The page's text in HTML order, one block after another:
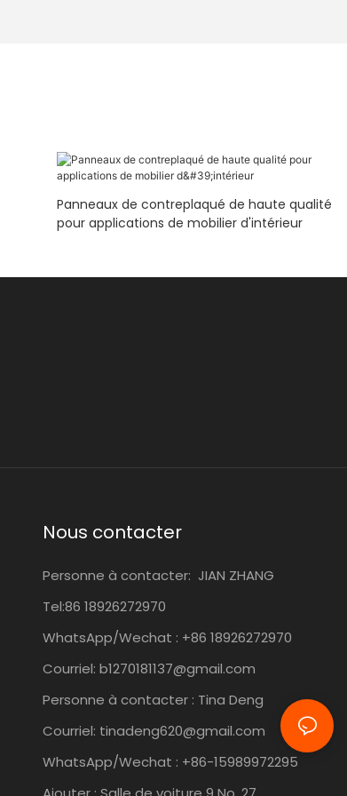
Panneaux de contreplaqué de haute qualité
pour applications de mobilier d'intérieur
Nous contacter
Personne à contacter: JIAN ZHANG
Tel:86 18926272970
WhatsApp/Wechat : +86 18926272970
Courriel: b1270181137@gmail.com
Personne à contacter : Tina Deng
Courriel: tinadeng620@gmail.com
WhatsApp/Wechat : +86-15989972295